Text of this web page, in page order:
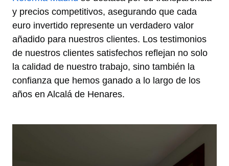
y precios competitivos, asegurando que cada
euro invertido represente un verdadero valor
añadido para nuestros clientes. Los testimonios
de nuestros clientes satisfechos reflejan no solo
la calidad de nuestro trabajo, sino también la
confianza que hemos ganado a lo largo de los
años en Alcalá de Henares.